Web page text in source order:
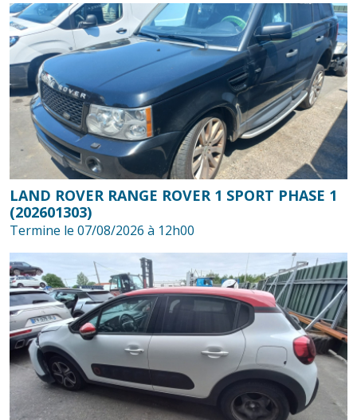
LAND ROVER RANGE ROVER 1 SPORT PHASE 1
(202601303)
Termine le 07/08/2026 à 12h00